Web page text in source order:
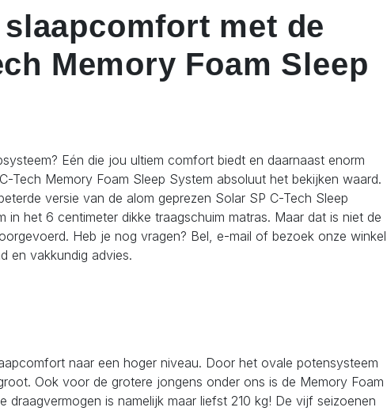
met de
Memory Foam Sleep
Eén die jou ultiem comfort biedt en daarnaast enorm
Tech Memory Foam Sleep System absoluut het bekijken waard.
versie van de alom geprezen Solar SP C-Tech Sleep
in het 6 centimeter dikke traagschuim matras. Maar dat is niet de
Heb je nog vragen? Bel, e-mail of bezoek onze winkel
en vakkundig advies.
naar een hoger niveau. Door het ovale potensysteem
Ook voor de grotere jongens onder ons is de Memory Foam
draagvermogen is namelijk maar liefst 210 kg! De vijf seizoenen
Tackle
SP C-Tech
Shroud
Meerdere varianten mogelijk
Solar Tackle
Solar SP C-Tech
Uni Bedchair Bag